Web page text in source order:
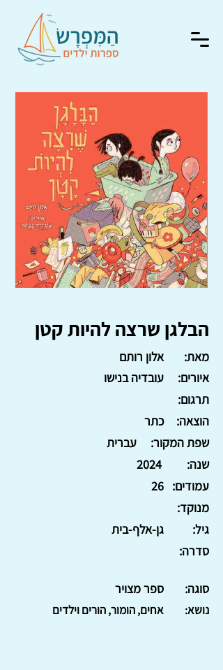
הבלגן שרצה להיות קטן
אלון רותם
מאת:
עובדיה בנישו
איורים:
תרגום:
כתר
הוצאה:
עברית
שפת המקור:
2024
שנה:
26 עמודים:
מנוקד:
גן-אלף-בית
גיל:
סדרה:
ספר מצויר סוגה:
אחים, הומור, הורים וילדים נושא: